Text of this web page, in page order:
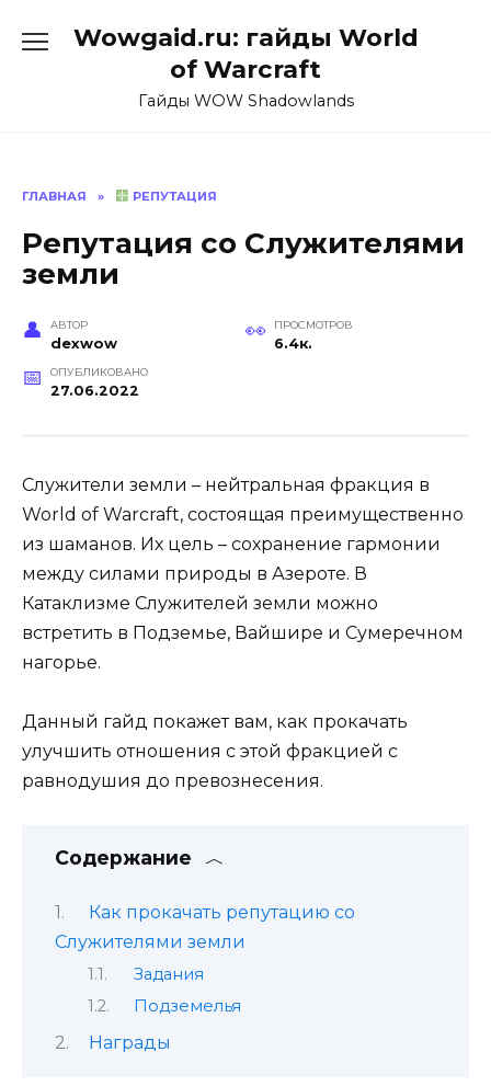
Wowgaid.ru: гайды World
of Warcraft
Гайды WOW Shadowlands
ГЛАВНАЯ » РЕПУТАЦИЯ
Репутация со Служителями
земли
АВТОР
dexwow
ПРОСМОТРОВ
6.4к.
ОПУБЛИКОВАНО
27.06.2022
Служители земли – нейтральная фракция в
World of Warcraft, состоящая преимущественно
из шаманов. Их цель – сохранение гармонии
между силами природы в Азероте. В
Катаклизме Служителей земли можно
встретить в Подземье, Вайшире и Сумеречном
нагорье.
Данный гайд покажет вам, как прокачать
улучшить отношения с этой фракцией с
равнодушия до превознесения.
Содержание
Как прокачать репутацию со
Служителями земли
Задания
Подземелья
Награды